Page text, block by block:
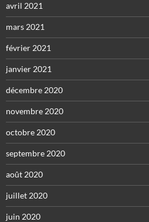
avril 2021
mars 2021
février 2021
janvier 2021
décembre 2020
novembre 2020
octobre 2020
septembre 2020
août 2020
juillet 2020
juin 2020